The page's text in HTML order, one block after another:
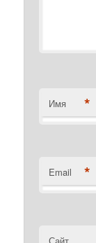
Имя *
Email *